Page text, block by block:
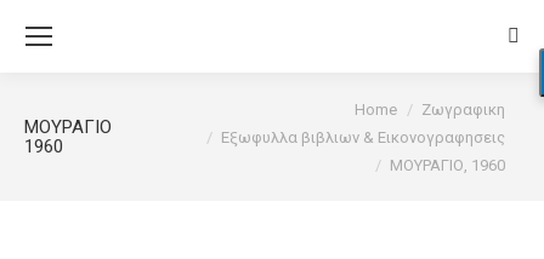
ΜΟΥΡΑΓΙΟ,
1960
Home
Ζωγραφικη
Εξωφυλλα βιβλιων & Εικονογραφησεις
ΜΟΥΡΑΓΙΟ, 1960